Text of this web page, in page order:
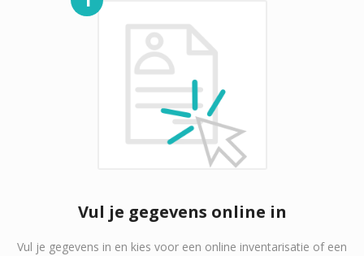
Vul je gegevens online in
Vul je gegevens in en kies voor een online inventarisatie of een